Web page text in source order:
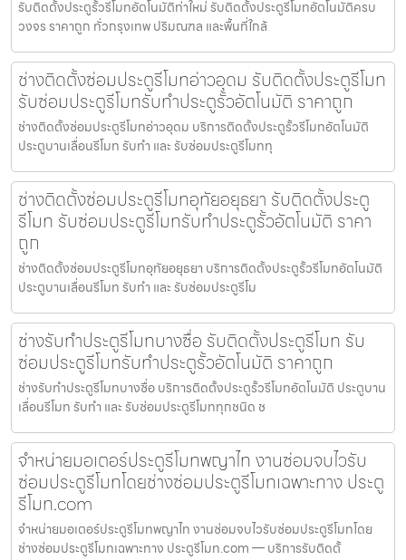
รับติดตั้งประตูรั้วรีโมทอัตโนมัติท่าใหม่ รับติดตั้งประตูรีโมทอัตโนมัติครบ
วงจร ราคาถูก ทั่วกรุงเทพ ปริมณฑล และพื้นที่ใกล้
ช่างติดตั้งซ่อมประตูรีโมทอ่าวอุดม รับติดตั้งประตูรีโมท
รับซ่อมประตูรีโมทรับทำประตูรั้วอัตโนมัติ ราคาถูก
ช่างติดตั้งซ่อมประตูรีโมทอ่าวอุดม บริการติดตั้งประตูรั้วรีโมทอัตโนมัติ
ประตูบานเลื่อนรีโมท รับทำ และ รับซ่อมประตูรีโมททุ
ช่างติดตั้งซ่อมประตูรีโมทอุทัยอยุธยา รับติดตั้งประตู
รีโมท รับซ่อมประตูรีโมทรับทำประตูรั้วอัตโนมัติ ราคา
ถูก
ช่างติดตั้งซ่อมประตูรีโมทอุทัยอยุธยา บริการติดตั้งประตูรั้วรีโมทอัตโนมัติ
ประตูบานเลื่อนรีโมท รับทำ และ รับซ่อมประตูรีโม
ช่างรับทำประตูรีโมทบางซื่อ รับติดตั้งประตูรีโมท รับ
ซ่อมประตูรีโมทรับทำประตูรั้วอัตโนมัติ ราคาถูก
ช่างรับทำประตูรีโมทบางซื่อ บริการติดตั้งประตูรั้วรีโมทอัตโนมัติ ประตูบาน
เลื่อนรีโมท รับทำ และ รับซ่อมประตูรีโมททุกชนิด ช
จำหน่ายมอเตอร์ประตูรีโมทพญาไท งานซ่อมจบไวรับ
ซ่อมประตูรีโมทโดยช่างซ่อมประตูรีโมทเฉพาะทาง ประตู
รีโมท.com
จำหน่ายมอเตอร์ประตูรีโมทพญาไท งานซ่อมจบไวรับซ่อมประตูรีโมทโดย
ช่างซ่อมประตูรีโมทเฉพาะทาง ประตูรีโมท.com — บริการรับติดตั้